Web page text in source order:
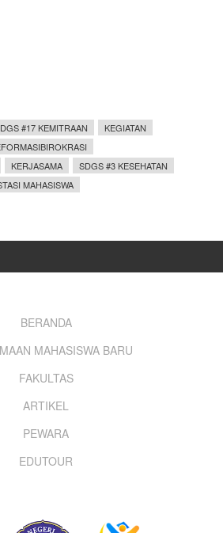
#17 KEMITRAAN
KEGIATAN
KERJASAMA
SDGS #3 KESEHATAN
MAHASISWA
BERANDA
MAHASISWA BARU
FAKULTAS
ARTIKEL
PEWARA
EDUTOUR